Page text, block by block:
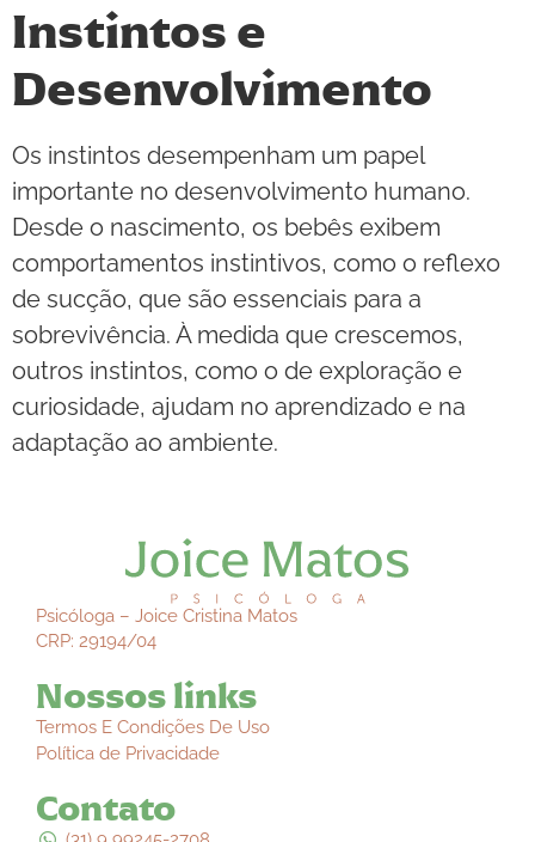
Instintos e
Desenvolvimento
Os instintos desempenham um papel
importante no desenvolvimento humano.
Desde o nascimento, os bebês exibem
comportamentos instintivos, como o reflexo
de sucção, que são essenciais para a
sobrevivência. À medida que crescemos,
outros instintos, como o de exploração e
curiosidade, ajudam no aprendizado e na
adaptação ao ambiente.
Psicóloga – Joice Cristina Matos
CRP: 29194/04
Nossos links
Termos E Condições De Uso
Política de Privacidade
Contato